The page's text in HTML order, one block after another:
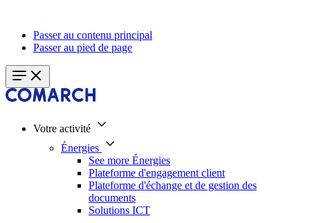
Passer au contenu principal
Passer au pied de page
Votre activité
Énergies
See more Énergies
Plateforme d'engagement client
Plateforme d'échange et de gestion des
documents
Solutions ICT